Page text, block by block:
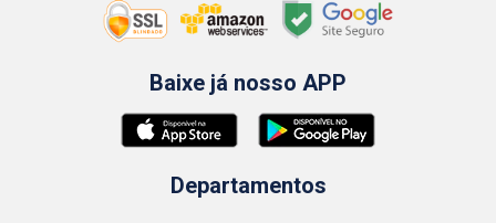
Baixe já nosso APP
Departamentos